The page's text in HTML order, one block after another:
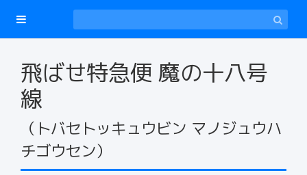
飛ばせ特急便 魔の十八号
線
（トバセトッキュウビン マノジュウハ
チゴウセン）